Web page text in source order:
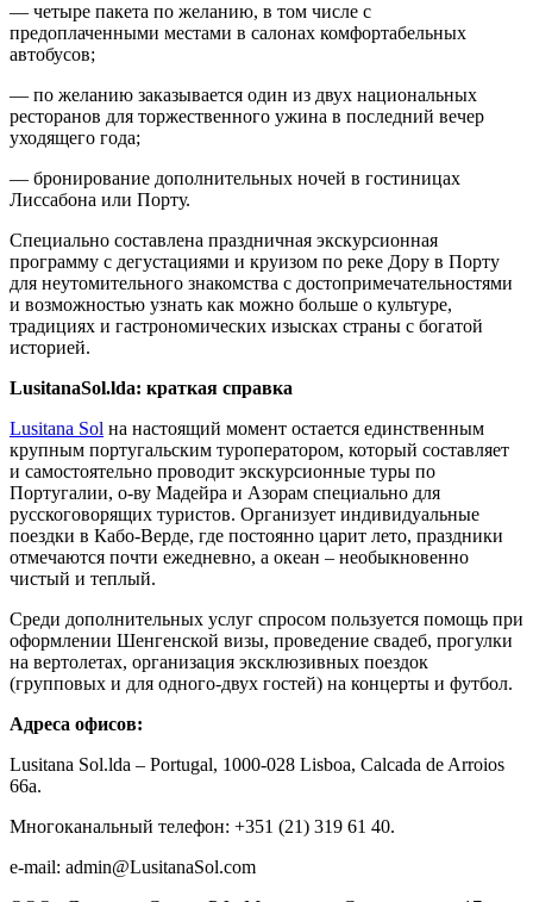
— четыре пакета по желанию, в том числе с
предоплаченными местами в салонах комфортабельных
автобусов;
— по желанию заказывается один из двух национальных
ресторанов для торжественного ужина в последний вечер
уходящего года;
— бронирование дополнительных ночей в гостиницах
Лиссабона или Порту.
Специально составлена праздничная экскурсионная
программу с дегустациями и круизом по реке Дору в Порту
для неутомительного знакомства с достопримечательностями
и возможностью узнать как можно больше о культуре,
традициях и гастрономических изысках страны с богатой
историей.
LusitanaSol.lda: краткая справка
Lusitana Sol на настоящий момент остается единственным
крупным португальским туроператором, который составляет
и самостоятельно проводит экскурсионные туры по
Португалии, о-ву Мадейра и Азорам специально для
русскоговорящих туристов. Организует индивидуальные
поездки в Кабо-Верде, где постоянно царит лето, праздники
отмечаются почти ежедневно, а океан – необыкновенно
чистый и теплый.
Среди дополнительных услуг спросом пользуется помощь при
оформлении Шенгенской визы, проведение свадеб, прогулки
на вертолетах, организация эксклюзивных поездок
(групповых и для одного-двух гостей) на концерты и футбол.
Адреса офисов:
Lusitana Sol.lda – Portugal, 1000-028 Lisboa, Calcada de Arroios
66a.
Многоканальный телефон: +351 (21) 319 61 40.
e-mail: admin@LusitanaSol.com